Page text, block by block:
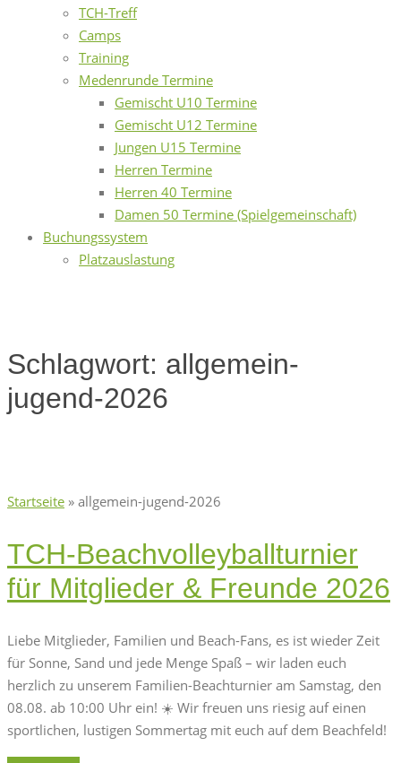
TCH-Treff
Camps
Training
Medenrunde Termine
Gemischt U10 Termine
Gemischt U12 Termine
Jungen U15 Termine
Herren Termine
Herren 40 Termine
Damen 50 Termine (Spielgemeinschaft)
Buchungssystem
Platzauslastung
Schlagwort: allgemein-
jugend-2026
Startseite » allgemein-jugend-2026
TCH-Beachvolleyballturnier
für Mitglieder & Freunde 2026
Liebe Mitglieder, Familien und Beach-Fans, es ist wieder Zeit
für Sonne, Sand und jede Menge Spaß – wir laden euch
herzlich zu unserem Familien-Beachturnier am Samstag, den
08.08. ab 10:00 Uhr ein! ☀️ Wir freuen uns riesig auf einen
sportlichen, lustigen Sommertag mit euch auf dem Beachfeld!